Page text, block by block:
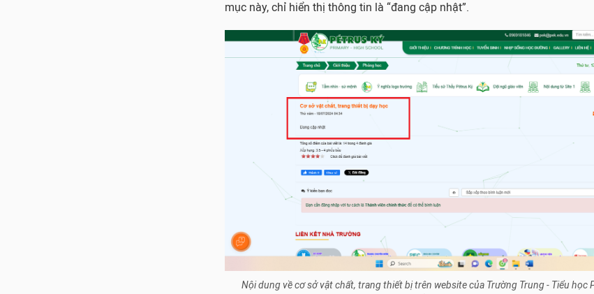
mục này, chỉ hiển thị thông tin là “đang cập nhật”.
Nội dung về cơ sở vật chất, trang thiết bị trên website của Trường Trung - Tiểu học